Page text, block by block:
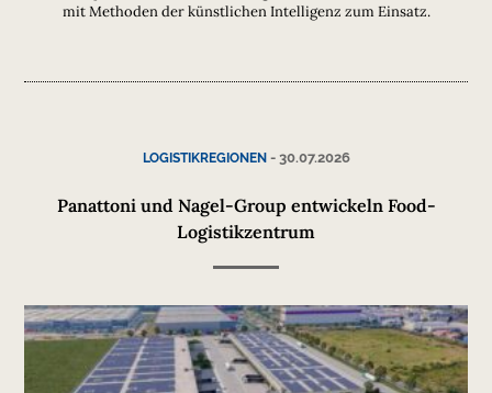
mit Methoden der künstlichen Intelligenz zum Einsatz.
LOGISTIKREGIONEN- 30.07.2026
Panattoni und Nagel-Group entwickeln Food-
Logistikzentrum